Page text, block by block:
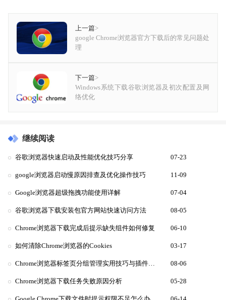
上一篇>
google Chrome浏览器官方下载后的常见问题处
理
下一篇>
Windows系统下载谷歌浏览器及初次配置及网
络优化
继续阅读
谷歌浏览器快速启动及性能优化技巧分享 07-23
google浏览器启动慢原因排查及优化操作技巧 11-09
Google浏览器超级拖拽功能使用详解 07-04
谷歌浏览器下载安装包官方网站快速访问方法 08-05
Chrome浏览器下载完成后提示缺失组件如何修复 06-10
如何清除Chrome浏览器的Cookies 03-17
Chrome浏览器标签页分组管理实用技巧与插件推荐 08-06
Chrome浏览器下载任务失败原因分析 05-28